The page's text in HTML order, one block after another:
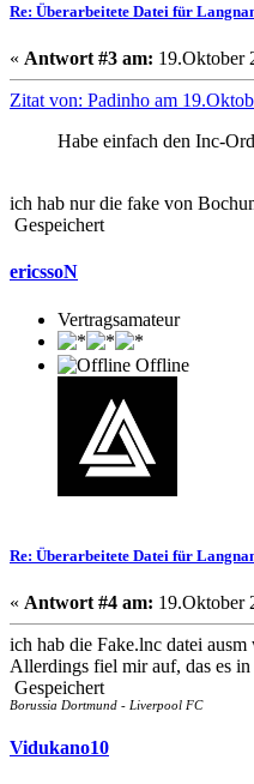
Re: Überarbeitete Datei für
« Antwort #3 am: 19.Oktober
Zitat von: Padinho am
Habe einfach den Inc-
ich hab nur die fake von
Gespeichert
ericssoN
Vertragsamateur
Offline
Re: Überarbeitete Datei für
« Antwort #4 am: 19.Oktober
ich hab die Fake.lnc datei
Allerdings fiel mir auf, das es
Gespeichert
Borussia Dortmund - Liverpool FC
Vidukano10